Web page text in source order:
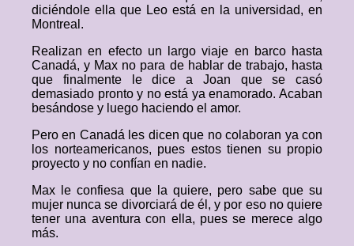
diciéndole ella que Leo está en la universidad, en
Montreal.
Realizan en efecto un largo viaje en barco hasta
Canadá, y Max no para de hablar de trabajo, hasta
que finalmente le dice a Joan que se casó
demasiado pronto y no está ya enamorado. Acaban
besándose y luego haciendo el amor.
Pero en Canadá les dicen que no colaboran ya con
los norteamericanos, pues estos tienen su propio
proyecto y no confían en nadie.
Max le confiesa que la quiere, pero sabe que su
mujer nunca se divorciará de él, y por eso no quiere
tener una aventura con ella, pues se merece algo
más.